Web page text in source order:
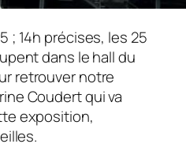
; 14h précises, les 25
dans le hall du
retrouver notre
Coudert qui va
exposition,